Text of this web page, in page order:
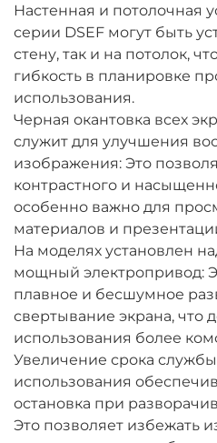
Настенная и потолочная
серии DSEF могут быть
стену, так и на потолок,
гибкость в планировке
использования.
Черная окантовка всех
служит для улучшения
изображения: Это
контрастного и
особенно важно для
материалов и
На моделях установлен
мощный электропривод:
плавное и бесшумное
свертывание экрана, что
использования более
Увеличение срока
использования
остановка при
Это позволяет избежать